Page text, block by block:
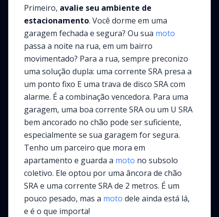
Primeiro, avalie seu ambiente de
estacionamento. Você dorme em uma
garagem fechada e segura? Ou sua moto
passa a noite na rua, em um bairro
movimentado? Para a rua, sempre preconizo
uma solução dupla: uma corrente SRA presa a
um ponto fixo E uma trava de disco SRA com
alarme. É a combinação vencedora. Para uma
garagem, uma boa corrente SRA ou um U SRA
bem ancorado no chão pode ser suficiente,
especialmente se sua garagem for segura.
Tenho um parceiro que mora em
apartamento e guarda a moto no subsolo
coletivo. Ele optou por uma âncora de chão
SRA e uma corrente SRA de 2 metros. É um
pouco pesado, mas a moto dele ainda está lá,
e é o que importa!